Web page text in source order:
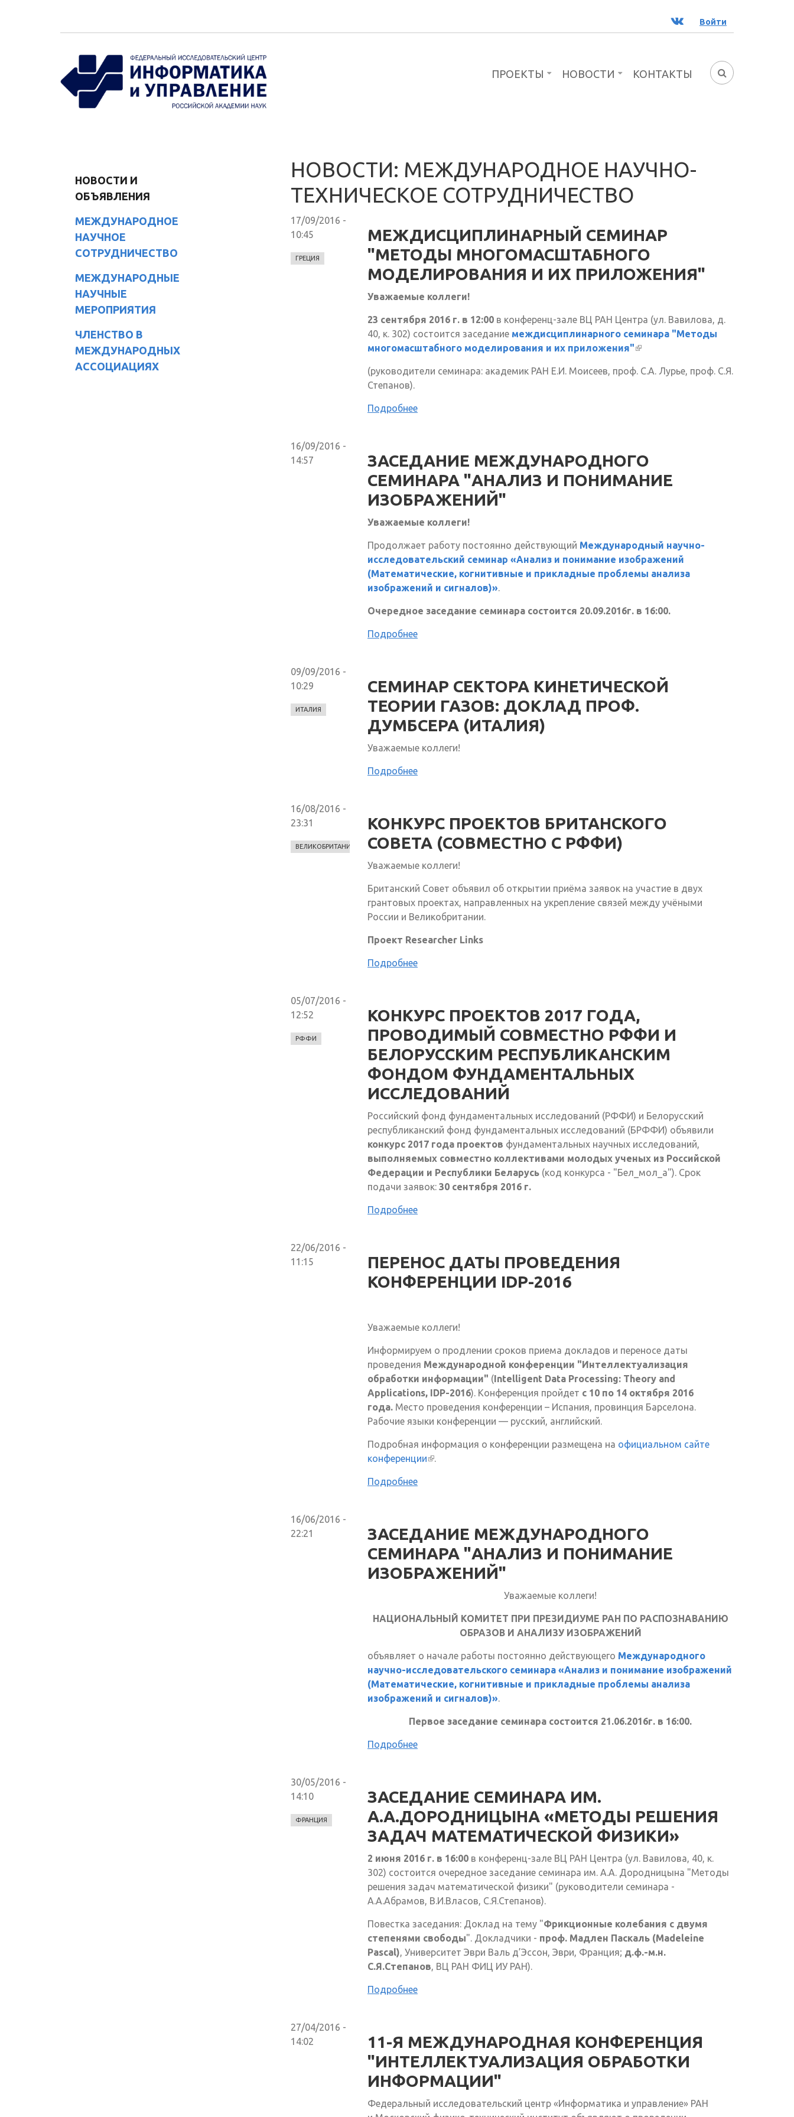
ВК Войти
ФОРМА
ПРОЕКТЫ НОВОСТИ КОНТАКТЫ
НОВОСТИ И
ОБЪЯВЛЕНИЯ
МЕЖДУНАРОДНОЕ
НАУЧНОЕ
СОТРУДНИЧЕСТВО
МЕЖДУНАРОДНЫЕ
НАУЧНЫЕ
МЕРОПРИЯТИЯ
ЧЛЕНСТВО В
МЕЖДУНАРОДНЫХ
АССОЦИАЦИЯХ
НОВОСТИ: МЕЖДУНАРОДНОЕ НАУЧНО-
ТЕХНИЧЕСКОЕ СОТРУДНИЧЕСТВО
17/09/2016 -
10:45
ГРЕЦИЯ
МЕЖДИСЦИПЛИНАРНЫЙ СЕМИНАР
"МЕТОДЫ МНОГОМАСШТАБНОГО
МОДЕЛИРОВАНИЯ И ИХ ПРИЛОЖЕНИЯ"
Уважаемые коллеги!
23 сентября 2016 г. в 12:00в конференц-зале ВЦ РАН Центра (ул. Вавилова, д.
40, к. 302) состоится заседание междисциплинарного семинара "Методы
многомасштабного моделирования и их приложения"(внешняя ссылка)
(руководители семинара: академик РАН Е.И. Моисеев, проф. С.А. Лурье, проф. С.Я.
Степанов).
Подробнее
16/09/2016 -
14:57
ЗАСЕДАНИЕ МЕЖДУНАРОДНОГО
СЕМИНАРА "АНАЛИЗ И ПОНИМАНИЕ
ИЗОБРАЖЕНИЙ"
Уважаемые коллеги!
Продолжает работу постоянно действующий Международный научно-
исследовательский семинар «Анализ и понимание изображений
(Математические, когнитивные и прикладные проблемы анализа
изображений и сигналов)».
Очередное заседание семинара состоится 20.09.2016г. в 16:00.
Подробнее
09/09/2016 -
10:29
ИТАЛИЯ
СЕМИНАР СЕКТОРА КИНЕТИЧЕСКОЙ
ТЕОРИИ ГАЗОВ: ДОКЛАД ПРОФ.
ДУМБСЕРА (ИТАЛИЯ)
Уважаемые коллеги!
Подробнее
16/08/2016 -
23:31
ВЕЛИКОБРИТАНИЯ
КОНКУРС ПРОЕКТОВ БРИТАНСКОГО
СОВЕТА (СОВМЕСТНО С РФФИ)
Уважаемые коллеги!
Британский Совет объявил об открытии приёма заявок на участие в двух
грантовых проектах, направленных на укрепление связей между учёными
России и Великобритании.
Проект Researcher Links
Подробнее
05/07/2016 -
12:52
РФФИ
КОНКУРС ПРОЕКТОВ 2017 ГОДА,
ПРОВОДИМЫЙ СОВМЕСТНО РФФИ И
БЕЛОРУССКИМ РЕСПУБЛИКАНСКИМ
ФОНДОМ ФУНДАМЕНТАЛЬНЫХ
ИССЛЕДОВАНИЙ
Российский фонд фундаментальных исследований (РФФИ) и Белорусский
республиканский фонд фундаментальных исследований (БРФФИ) объявили
конкурс 2017 года проектов фундаментальных научных исследований,
выполняемых совместно коллективами молодых ученых из Российской
Федерации и Республики Беларусь(код конкурса - "Бел_мол_а"). Срок
подачи заявок: 30 сентября 2016 г.
Подробнее
22/06/2016 -
11:15
ПЕРЕНОС ДАТЫ ПРОВЕДЕНИЯ
КОНФЕРЕНЦИИ IDP-2016
Уважаемые коллеги!
Информируем о продлении сроков приема докладов и переносе даты
проведения Международной конференции "Интеллектуализация
обработки информации" (Intelligent Data Processing: Theory and
Applications, IDP-2016). Конференция пройдет с 10 по 14 октября 2016
года. Место проведения конференции – Испания, провинция Барселона.
Рабочие языки конференции — русский, английский.
Подробная информация о конференции размещена на официальном сайте
конференции(внешняя ссылка)
.
Подробнее
16/06/2016 -
22:21
ЗАСЕДАНИЕ МЕЖДУНАРОДНОГО
СЕМИНАРА "АНАЛИЗ И ПОНИМАНИЕ
ИЗОБРАЖЕНИЙ"
Уважаемые коллеги!
НАЦИОНАЛЬНЫЙ КОМИТЕТ ПРИ ПРЕЗИДИУМЕ РАН ПО РАСПОЗНАВАНИЮ
ОБРАЗОВ И АНАЛИЗУ ИЗОБРАЖЕНИЙ
объявляет о начале работы постоянно действующего Международного
научно-исследовательского семинара «Анализ и понимание изображений
(Математические, когнитивные и прикладные проблемы анализа
изображений и сигналов)».
Первое заседание семинара состоится 21.06.2016г. в 16:00.
Подробнее
30/05/2016 -
14:10
ФРАНЦИЯ
ЗАСЕДАНИЕ СЕМИНАРА ИМ.
А.А.ДОРОДНИЦЫНА «МЕТОДЫ РЕШЕНИЯ
ЗАДАЧ МАТЕМАТИЧЕСКОЙ ФИЗИКИ»
2 июня 2016 г. в 16:00в конференц-зале ВЦ РАН Центра (ул. Вавилова, 40, к.
302) состоится очередное заседание семинара им. А.А. Дородницына "Методы
решения задач математической физики" (руководители семинара -
А.А.Абрамов, В.И.Власов, С.Я.Степанов).
Повестка заседания: Доклад на тему "Фрикционные колебания с двумя
степенями свободы". Докладчики - проф. Мадлен Паскаль (Madeleine
Pascal), Университет Эври Валь д’Эссон, Эври, Франция; д.ф.-м.н.
С.Я.Степанов, ВЦ РАН ФИЦ ИУ РАН).
Подробнее
27/04/2016 -
14:02
11-Я МЕЖДУНАРОДНАЯ КОНФЕРЕНЦИЯ
"ИНТЕЛЛЕКТУАЛИЗАЦИЯ ОБРАБОТКИ
ИНФОРМАЦИИ"
Федеральный исследовательский центр «Информатика и управление» РАН